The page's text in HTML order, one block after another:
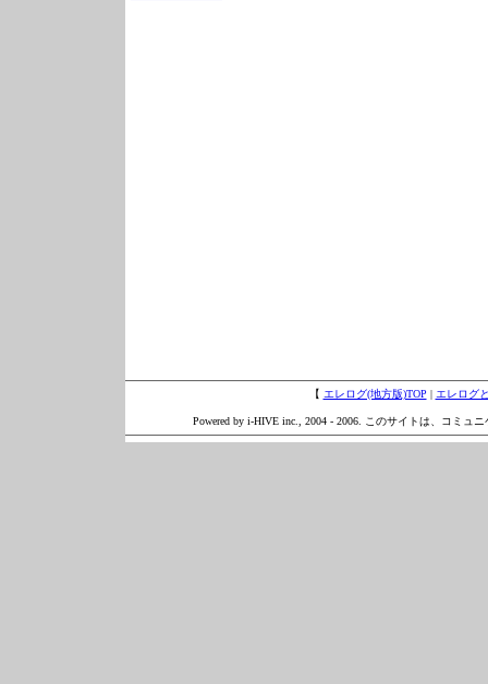
【 エレログ(地方版)TOP | エレログ
Powered by i-HIVE inc., 2004 - 2006. このサイトは、コミュ